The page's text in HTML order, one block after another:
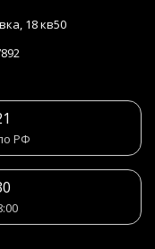
18 кв50
РФ